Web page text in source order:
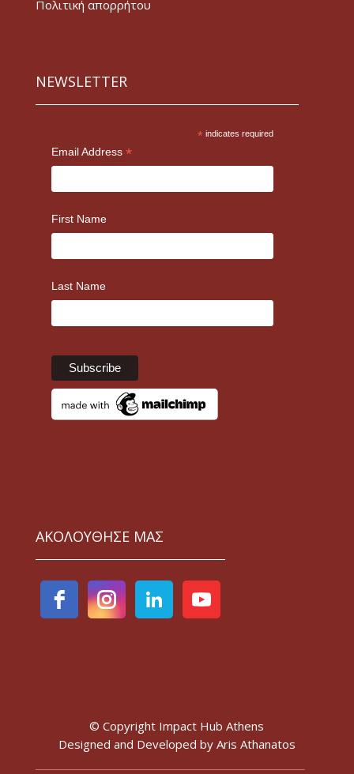
Πολιτική απορρήτου
NEWSLETTER
* indicates required
Email Address *
First Name
Last Name
ΑΚΟΛΟΥΘΗΣΕ ΜΑΣ
© Copyright Impact Hub Athens
Designed and Developed by Aris Athanatos